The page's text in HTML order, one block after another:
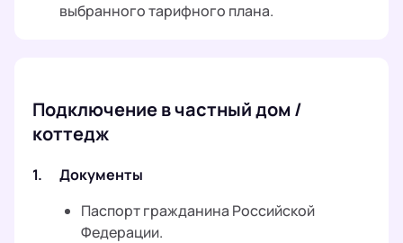
выбранного тарифного плана.
Подключение в частный дом /
коттедж
1.
Документы
Паспорт гражданина Российской
Федерации.